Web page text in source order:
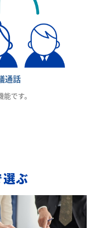
通話
です。
ぶ